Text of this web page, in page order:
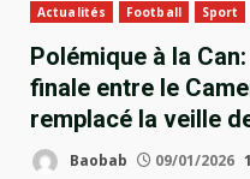
Actualités Football Sport
Polémique à la
finale entre le
remplacé la veille
Baobab 09/01/2026